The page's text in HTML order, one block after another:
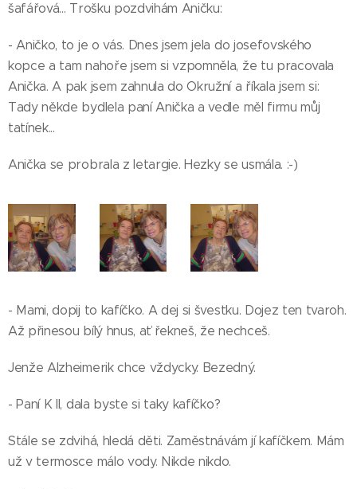
šafářová... Trošku pozdvihám Aničku:
- Aničko, to je o vás. Dnes jsem jela do josefovského
kopce a tam nahoře jsem si vzpomněla, že tu pracovala
Anička. A pak jsem zahnula do Okružní a říkala jsem si:
Tady někde bydlela paní Anička a vedle měl firmu můj
tatínek...
Anička se probrala z letargie. Hezky se usmála. :-)
- Mami, dopij to kafíčko. A dej si švestku. Dojez ten tvaroh.
Až přinesou bílý hnus, ať řekneš, že nechceš.
Jenže Alzheimerik chce vždycky. Bezedný.
- Paní K II, dala byste si taky kafíčko?
Stále se zdvihá, hledá děti. Zaměstnávám jí kafíčkem. Mám
už v termosce málo vody. Nikde nikdo.